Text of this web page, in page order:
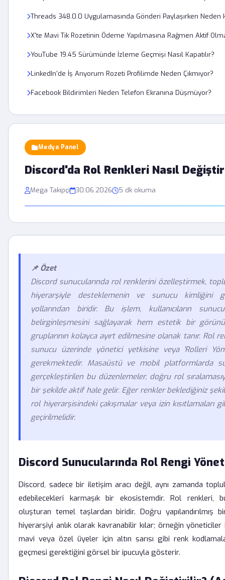
Medya Panel
Discord'da Rol Renkleri Nasıl
Mega Takipçi 30.06.2026 5 dk okuma
📌 Özet
Discord sunucularında rol renklerini özelleştirmek,
hiyerarşiyle desteklemenin ve sunucu kimliğini
yollarından biridir. Bu işlem, kullanıcıların
belirginleşmesini sağlayarak hem estetik bir
gruplarının kolayca ayırt edilmesine olanak tanır. Rol
sunucu üzerinde yönetici yetkisine veya 'Rolleri
gerekmektedir. Masaüstü ve mobil platformlarda
gerçekleştirilen bu düzenlemeler, doğru rol
bir şekilde aktif hale gelir. Eğer renkler beklediğiniz
rol hiyerarşisindeki çakışmalar veya izin kısıtlamaları
geçirilmelidir.
Discord Sunucularında Rol Rengi
Discord, sadece bir iletişim aracı değil, aynı zamanda
edebilecekleri karmaşık bir ekosistemdir. Rol renkleri,
oluşturan temel taşlardan biridir. Doğru yapılandırılmış
hiyerarşiyi anlık olarak kavranabilir kılar; örneğin yöneticiler
mavi veya özel üyeler için altın sarısı gibi renk
geçmesi gerektiğini görsel bir ipucuyla gösterir.
Threads 348.0.0 Uygulamasında Gönderi Paylaşırken Neden
X'te Mavi Tik Rozetinin Ödeme Yapılmasına Rağmen Aktif
YouTube 19.45 Sürümünde İzleme Geçmişi Nasıl Kapatılır?
LinkedIn'de İş Arıyorum Rozeti Profilimde Neden Çıkmıyor?
Facebook Bildirimleri Neden Telefon Ekranına Düşmüyor?